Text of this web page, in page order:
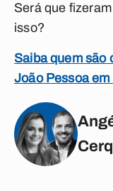
Será que
isso?
Saiba quem são
João Pessoa em